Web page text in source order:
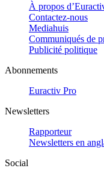
À propos
Contactez-nous
Mediahuis
Communiqués de
Publicité politique
Abonnements
Euractiv Pro
Newsletters
Rapporteur
Newsletters en
Social